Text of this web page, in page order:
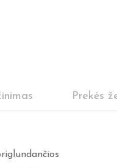
Prekės